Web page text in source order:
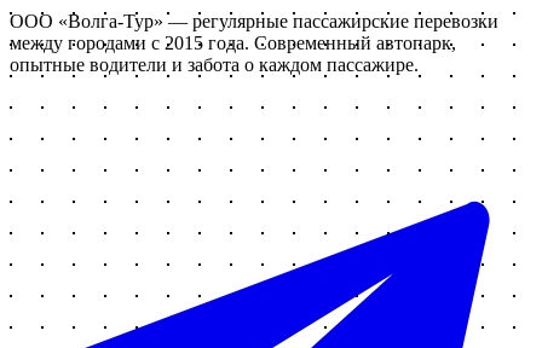
ООО «Волга-Тур» — регулярные пассажирские перевозки
между городами с 2015 года. Современный автопарк,
опытные водители и забота о каждом пассажире.